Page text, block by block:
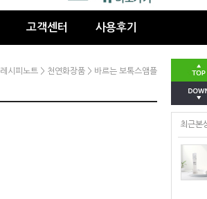
최근본
고객센터 사용후기
레시피노트 > 천연화장품 > 바르는 보톡스앰플